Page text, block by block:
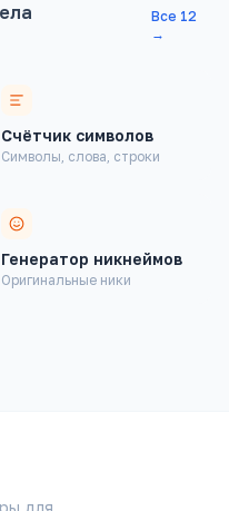
Все 12
→
Счётчик символов
Символы, слова, строки
Генератор никнеймов
Оригинальные ники
для